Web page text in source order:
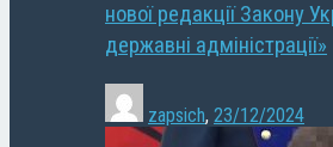
нової редакції Закону
державні адміністрації»
zapsich, 23/12/2024